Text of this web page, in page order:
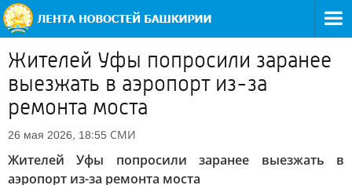
Жителей Уфы попросили заранее
выезжать в аэропорт из-за
ремонта моста
26 мая 2026, 18:55 СМИ
Жителей Уфы попросили заранее выезжать в
аэропорт из-за ремонта моста